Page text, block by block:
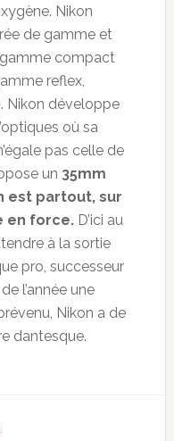
Nikon
de gamme et
compact
reflex,
. Nikon développe
où sa
pas celle de
un 35mm
est partout, sur
en force.D’ici au
à la sortie
pro, successeur
l’année une
Nikon a de
dantesque.